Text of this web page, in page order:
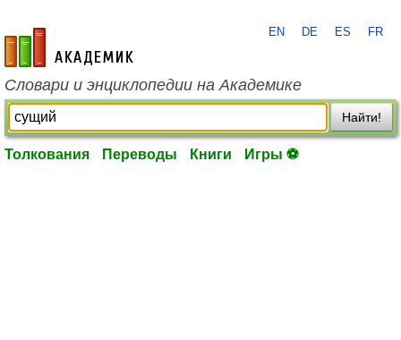
academic.ru
EN DE ES FR
Словари и энциклопедии на Академике
Найти!
Толкования Переводы Книги Игры ⚽